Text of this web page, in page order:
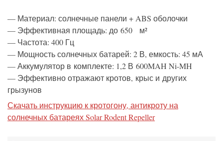
— Материал: солнечные панели + ABS оболочки
— Эффективная площадь: до 650
м²
— Частота: 400 Гц
— Мощностьсолнечных батарей: 2 В, емкость: 45 мА
—Аккумулятор в комплекте: 1,2 В 600MAH Ni-MH
— Эффективноотражают кротов, крыс и других
грызунов
Скачать инструкцию к кротогону, антикроту на
солнечных батареях Solar Rodent Repeller